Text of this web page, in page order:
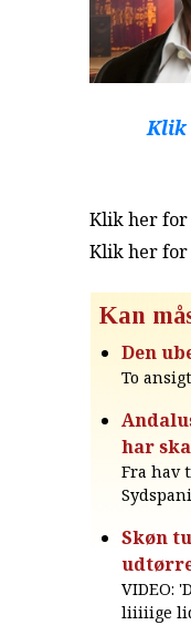
Klik
Klik her for
Klik her for
Kan
Den
To
har
Fra hav
Skøn
VIDEO:
liiiiige